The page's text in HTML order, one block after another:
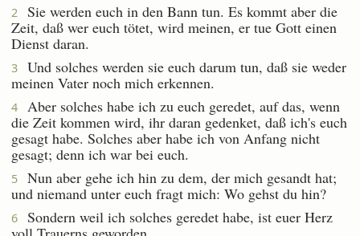
2
Sie werden euch in den Bann tun. Es kommt aber die
Zeit, daß wer euch tötet, wird meinen, er tue Gott einen
Dienst daran.
3
Und solches werden sie euch darum tun, daß sie weder
meinen Vater noch mich erkennen.
4
Aber solches habe ich zu euch geredet, auf das, wenn
die Zeit kommen wird, ihr daran gedenket, daß ich's euch
gesagt habe. Solches aber habe ich von Anfang nicht
gesagt; denn ich war bei euch.
5
Nun aber gehe ich hin zu dem, der mich gesandt hat;
und niemand unter euch fragt mich: Wo gehst du hin?
6
Sondern weil ich solches geredet habe, ist euer Herz